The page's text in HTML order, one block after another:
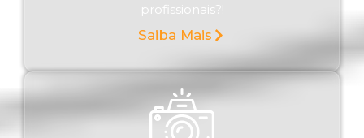
profissionais?!
Saiba Mais